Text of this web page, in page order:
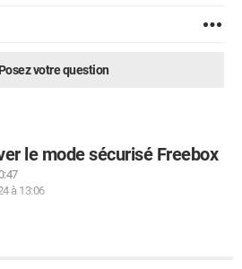
Posez votre question
le mode sécurisé Freebox
à 13:06